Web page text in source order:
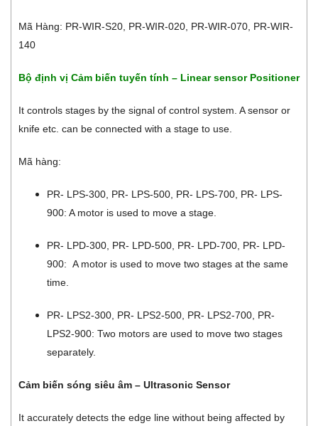
Mã Hàng: PR-WIR-S20, PR-WIR-020, PR-WIR-070, PR-WIR-
140
Bộ định vị Cảm biến tuyến tính – Linear sensor Positioner
It controls stages by the signal of control system. A sensor or
knife etc. can be connected with a stage to use.
Mã hàng:
PR- LPS-300, PR- LPS-500, PR- LPS-700, PR- LPS-
900: A motor is used to move a stage.
PR- LPD-300, PR- LPD-500, PR- LPD-700, PR- LPD-
900: A motor is used to move two stages at the same
time.
PR- LPS2-300, PR- LPS2-500, PR- LPS2-700, PR-
LPS2-900: Two motors are used to move two stages
separately.
Cảm biến sóng siêu âm – Ultrasonic Sensor
It accurately detects the edge line without being affected by